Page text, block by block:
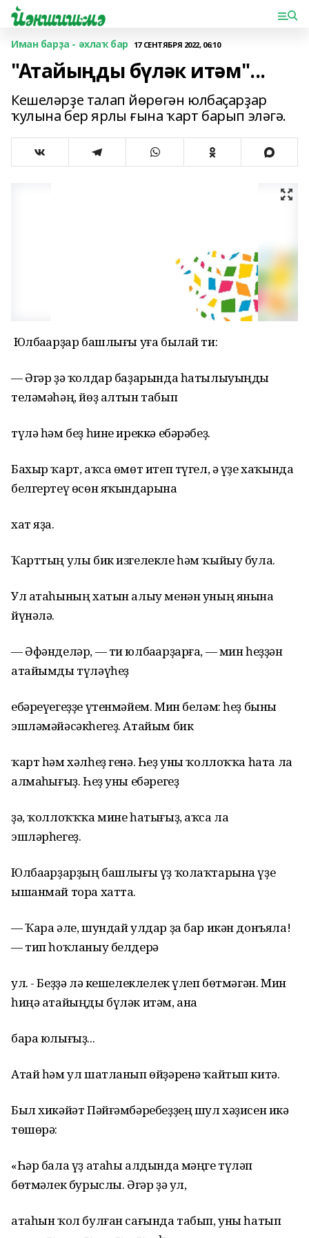
Иман барҙа - әхлаҡ бар 17 СЕНТЯБРЯ 2022, 06:10
"Атайыңды бүләк итәм"...
Кешеләрҙе талап йөрөгән юлбаҫарҙар
ҡулына бер ярлы ғына ҡарт барып эләгә.
Юлбаҫарҙар башлығы уға былай ти:
— Әгәр ҙә ҡолдар баҙарында һатылыуыңды
теләмәһәң, йөҙ алтын табып
түлә һәм беҙ һине иреккә ебәрәбеҙ.
Бахыр ҡарт, аҡса өмөт итеп түгел, ә үҙе хаҡында
белгертеү өсөн яҡындарына
хат яҙа.
Ҡарттың улы бик изгелекле һәм ҡыйыу була.
Ул атаһының хатын алыу менән уның янына
йүнәлә.
— Әфәнделәр, — ти юлбаҫарҙарға, — мин һеҙҙән
атайымды түләүһеҙ
ебәреүегеҙҙе үтенмәйем. Мин беләм: һеҙ быны
эшләмәйәсәкһегеҙ. Атайым бик
ҡарт һәм хәлһеҙ генә. Һеҙ уны ҡоллоҡҡа һата ла
алмаҫһығыҙ. Һеҙ уны ебәрегеҙ
ҙә, ҡоллоҡҡҡа мине һатығыҙ, аҡса ла
эшләрһегеҙ.
Юлбаҫарҙарҙың башлығы үҙ ҡолаҡтарына үҙе
ышанмай тора хатта.
— Ҡара әле, шундай улдар ҙа бар икән донъяла!
— тип һоҡланыу белдерә
ул. - Беҙҙә лә кешелеклелек үлеп бөтмәгән. Мин
һиңә атайыңды бүләк итәм, ана
бара юлығыҙ...
Атай һәм ул шатланып өйҙәренә ҡайтып китә.
Был хикәйәт Пәйғәмбәребеҙҙең шул хәҙисен иҫкә
төшөрә:
«Һәр бала үҙ атаһы алдында мәңге түләп
бөтмәҫлек бурыслы. Әгәр ҙә ул,
атаһын ҡол булған сағында табып, уны һатып